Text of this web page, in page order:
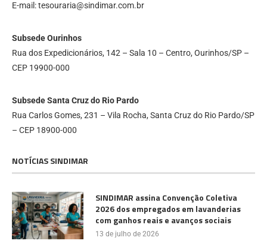
E-mail: tesouraria@sindimar.com.br
Subsede Ourinhos
Rua dos Expedicionários, 142 – Sala 10 – Centro, Ourinhos/SP –
CEP 19900-000
Subsede Santa Cruz do Rio Pardo
Rua Carlos Gomes, 231 – Vila Rocha, Santa Cruz do Rio Pardo/SP
– CEP 18900-000
NOTÍCIAS SINDIMAR
SINDIMAR assina Convenção Coletiva
2026 dos empregados em lavanderias
com ganhos reais e avanços sociais
13 de julho de 2026